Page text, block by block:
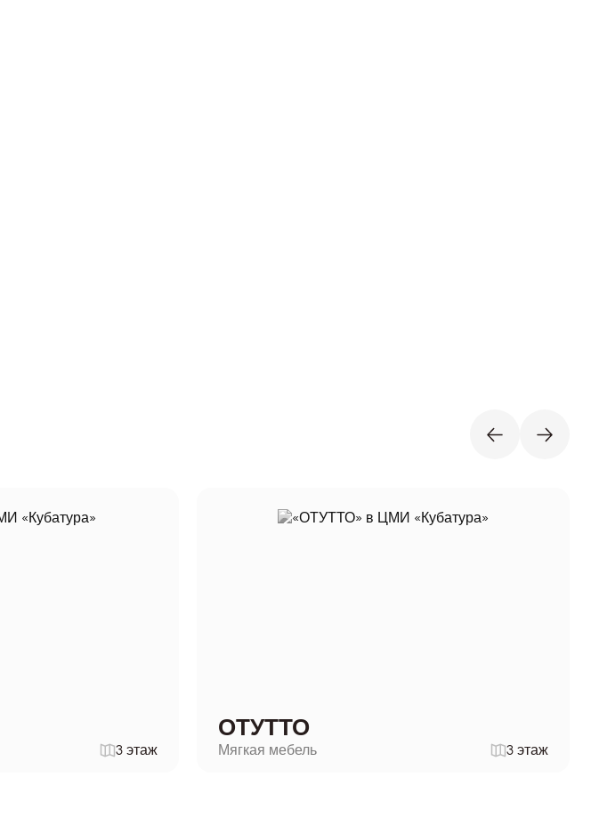
3 этаж
ОТУТТО
Мягкая мебель 3 этаж